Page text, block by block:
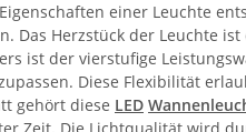
einer Leuchte
Herzstück der Leuchte
ist der vierstufige
Diese Flexibilität
gehört diese LED